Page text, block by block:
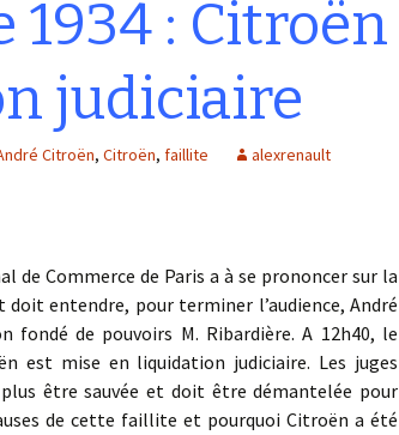
1934 : Citroën
judiciaire
Citroën, Citroën, faillite alexrenault
Commerce de Paris a à se prononcer sur la
entendre, pour terminer l’audience, André
fondé de pouvoirs M. Ribardière. A 12h40, le
est mise en liquidation judiciaire. Les juges
être sauvée et doit être démantelée pour
de cette faillite et pourquoi Citroën a été